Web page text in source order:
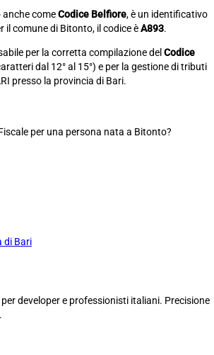
comeCodice Belfiore, è un identificativo
il comune di Bitonto, il codice èA893.
per la corretta compilazione del Codice
dal 12° al 15°) e per la gestione di tributi
presso la provincia di Bari.
per una persona nata a Bitonto?
di Bari
developer e professionisti italiani. Precisione